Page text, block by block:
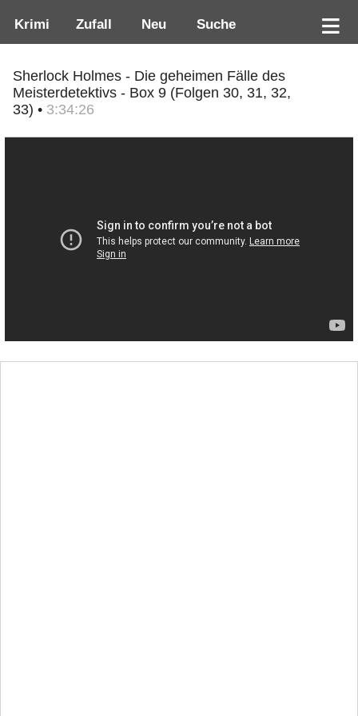
Krimi Zufall Neu Suche
Sherlock Holmes - Die geheimen Fälle des
Meisterdetektivs - Box 9 (Folgen 30, 31, 32,
33) • 3:34:26